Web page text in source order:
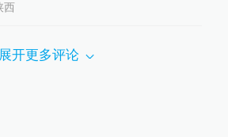
西
展开更多评论